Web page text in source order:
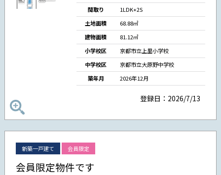
間取り
1LDK+2S
土地面積
68.88㎡
建物面積
81.12㎡
小学校区
京都市立上里小学校
中学校区
京都市立大原野中学校
築年月
2026年12月
登録日：2026/7/13
新築一戸建て 会員限定
会員限定物件です